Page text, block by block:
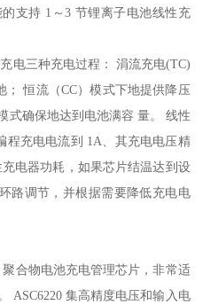
支持 1～3 节锂离子电池线性充
电三种充电过程： 涓流充电(TC)
； 恒流（CC）模式下地提供降压
式确保地达到电池满容 量。 线性
程充电电流到 1A、其充电电压精
电器功耗，如果芯片结温达到设
路调节，并根据需要降低充电电
合物电池充电管理芯片，非常适
ASC6220 集高精度电压和输入电